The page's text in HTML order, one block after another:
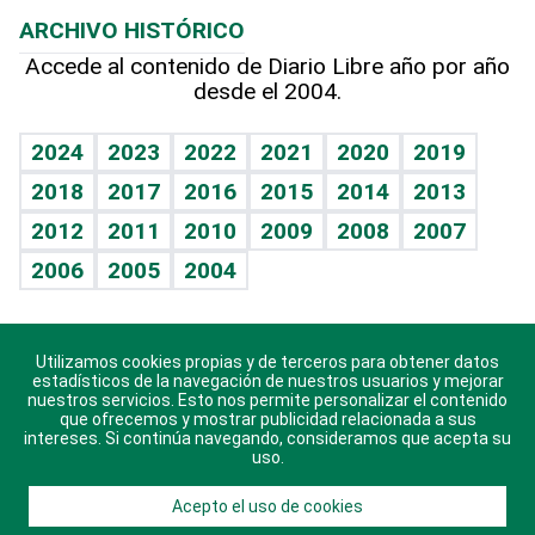
Hablando con el pediatra
Vida y familia
Eñe
Celebrando la vida
Sin complejos
En pocas palabras
Escuchando al corazón
Economía Personal
Línea de hit
TBT Deportivo
Hecho en casa
Guía del dinero
Cumpleaños
Horóscopos
Crucigramas
ARCHIVO HISTÓRICO
Accede al contenido de Diario Libre año por año
desde el 2004.
2024 2023 2022 2021 2020
2019
2018
2017 2016 2015 2014
2013
2012
2011 2010 2009 2008
2007
2006
2005 2004
Descarga nuestras aplicaciones para Android, iOS y
sistema Huawei.
© 2021 Diario Libre, todos los derechos reservados.
Utilizamos cookies propias y de terceros para obtener datos
estadísticos de la navegación de nuestros usuarios y mejorar
nuestros servicios. Esto nos permite personalizar el contenido
que ofrecemos y mostrar publicidad relacionada a sus
intereses. Si continúa navegando, consideramos que acepta su
uso.
Acepto el uso de cookies